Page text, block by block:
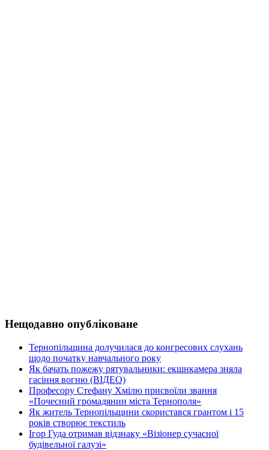
Нещодавно опубліковане
Тернопільщина долучилася до конгресових слухань
щодо початку навчального року
Як бачать пожежу рятувальники: екшнкамера зняла
гасіння вогню (ВІДЕО)
Професору Стефану Хмілю присвоїли звання
«Почесний громадянин міста Тернополя»
Як житель Тернопільщини скористався грантом і 15
років створює текстиль
Ігор Гуда отримав відзнаку «Візіонер сучасної
будівельної галузі»